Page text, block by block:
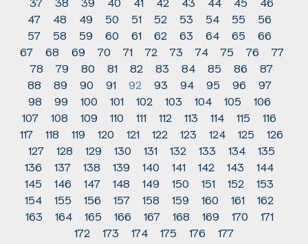
47
48 49 50 51 52 53 54 55
56
57
58 59 60 61 62 63 64 65
66
67
68 69 70 71 72 73 74 75 76
77
78
79 80 81 82 83 84 85 86
87
88
89 90 91 92 93 94 95 96
97
98
99 100 101 102 103 104 105
106
107
108 109 110 111 112 113 114 115
116
117
118 119 120 121 122 123 124 125
126
127
128 129 130 131 132 133 134
135
136
137 138 139 140 141 142 143
144
145
146 147 148 149 150 151 152
153
154
155 156 157 158 159 160 161
162
163
164 165 166 167 168 169 170
171
172
173 174 175 176 177